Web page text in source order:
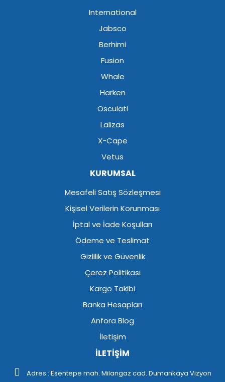
International
Jabsco
Berhimi
Fusion
Whale
Harken
Osculati
Lalizas
X-Cape
Vetus
KURUMSAL
Mesafeli Satış Sözleşmesi
Kişisel Verilerin Korunması
İptal ve İade Koşulları
Ödeme ve Teslimat
Gizlilik ve Güvenlik
Çerez Politikası
Kargo Takibi
Banka Hesapları
Anfora Blog
İletişim
İLETİŞİM
Adres : Esentepe mah. Milangaz cad. Dumankaya Vizyon